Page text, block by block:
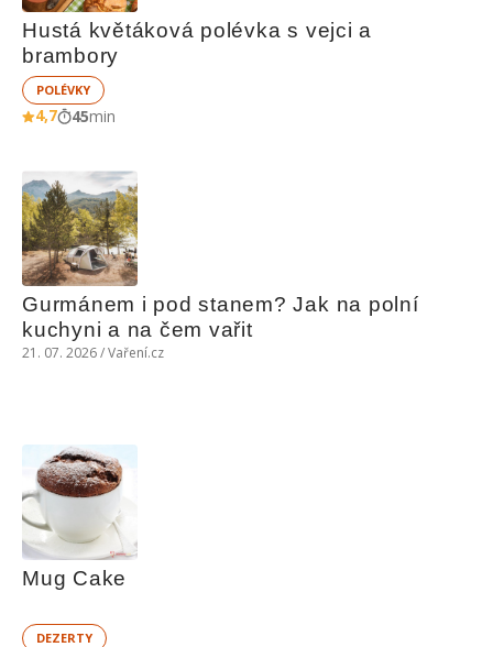
Hustá květáková polévka s vejci a
brambory
POLÉVKY
4,7 45min
Gurmánem i pod stanem? Jak na polní
kuchyni a na čem vařit
21. 07. 2026 / Vaření.cz
Mug Cake
DEZERTY